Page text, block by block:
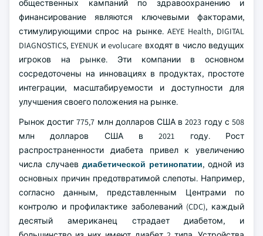
общественных кампаний по здравоохранению и
финансирование являются ключевыми факторами,
стимулирующими спрос на рынке. AEYE Health, DIGITAL
DIAGNOSTICS, EYENUK и evolucare входят в число ведущих
игроков на рынке. Эти компании в основном
сосредоточены на инновациях в продуктах, простоте
интеграции, масштабируемости и доступности для
улучшения своего положения на рынке.
Рынок достиг 775,7 млн долларов США в 2023 году с 508
млн долларов США в 2021 году. Рост
распространенности диабета привел к увеличению
числа случаев диабетической ретинопатии, одной из
основных причин предотвратимой слепоты. Например,
согласно данным, представленным Центрами по
контролю и профилактике заболеваний (CDC), каждый
десятый американец страдает диабетом, и